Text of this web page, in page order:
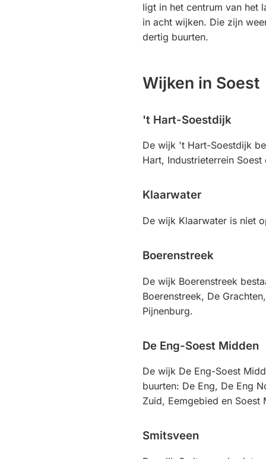
ligt in het centrum van het
in acht wijken. Die zijn
dertig buurten.
Wijken in Soest
't Hart-Soestdijk
De wijk 't Hart-Soestdijk
Hart, Industrieterrein Soest
Klaarwater
De wijk Klaarwater is niet
Boerenstreek
De wijk Boerenstreek
Boerenstreek, De
Pijnenburg.
De Eng-Soest Midden
De wijk De Eng-Soest
buurten: De Eng, De Eng
Zuid, Eemgebied en Soest
Smitsveen